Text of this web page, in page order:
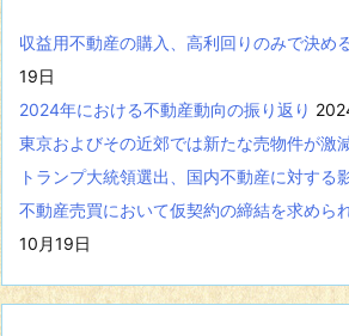
収益用不動産の購入、高利回りのみで決め
19日
2024年における不動産動向の振り返り
東京およびその近郊では新たな売物件が激
トランプ大統領選出、国内不動産に対する
不動産売買において仮契約の締結を求めら
10月19日